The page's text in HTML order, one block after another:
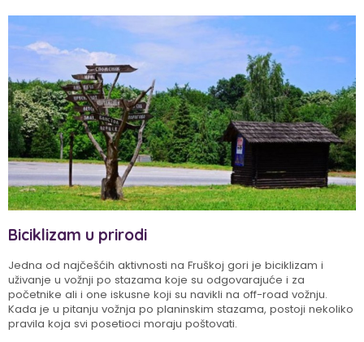
Biciklizam u prirodi
Jedna od najčešćih aktivnosti na Fruškoj gori je biciklizam i
uživanje u vožnji po stazama koje su odgovarajuće i za
početnike ali i one iskusne koji su navikli na off-road vožnju.
Kada je u pitanju vožnja po planinskim stazama, postoji nekoliko
pravila koja svi posetioci moraju poštovati.